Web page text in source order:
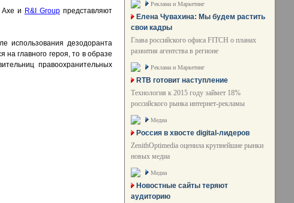
и R&I Groupпредставляют
использования дезодоранта
главного героя, то в образе
правоохранительных
Реклама и Маркетинг
Елена Чувахина: Мы будем растить
свои кадры
Глава российского офиса FITCH о планах
развития агентства в регионе
Реклама и Маркетинг
RTB готовит наступление
Технология к 2015 году займет 18%
российского рынка интернет-рекламы
Медиа
Россия в хвосте digital-лидеров
ZenithOptimedia оценила крупнейшие рынки
новых медиа
Медиа
Новостные сайты теряют
аудиторию